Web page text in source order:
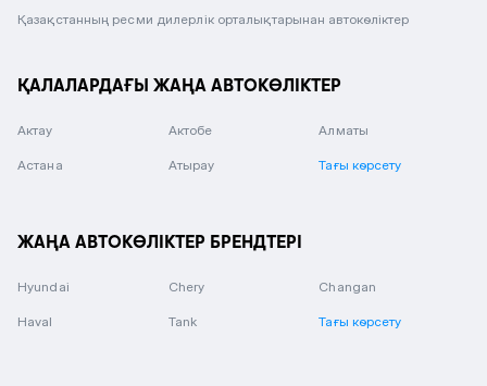
Қазақстанның ресми дилерлік орталықтарынан автокөліктер
ҚАЛАЛАРДАҒЫ ЖАҢА АВТОКӨЛІКТЕР
Актау Актобе Алматы
Астана Атырау Тағы көрсету
ЖАҢА АВТОКӨЛІКТЕР БРЕНДТЕРІ
Hyundai Chery Changan
Haval Tank Тағы көрсету